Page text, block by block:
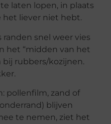
laten lopen, in plaats
het liever niet hebt.
randen snel weer vies
het “midden van het
bij rubbers/kozijnen.
pollenfilm, zand of
blijven
te nemen, ziet het